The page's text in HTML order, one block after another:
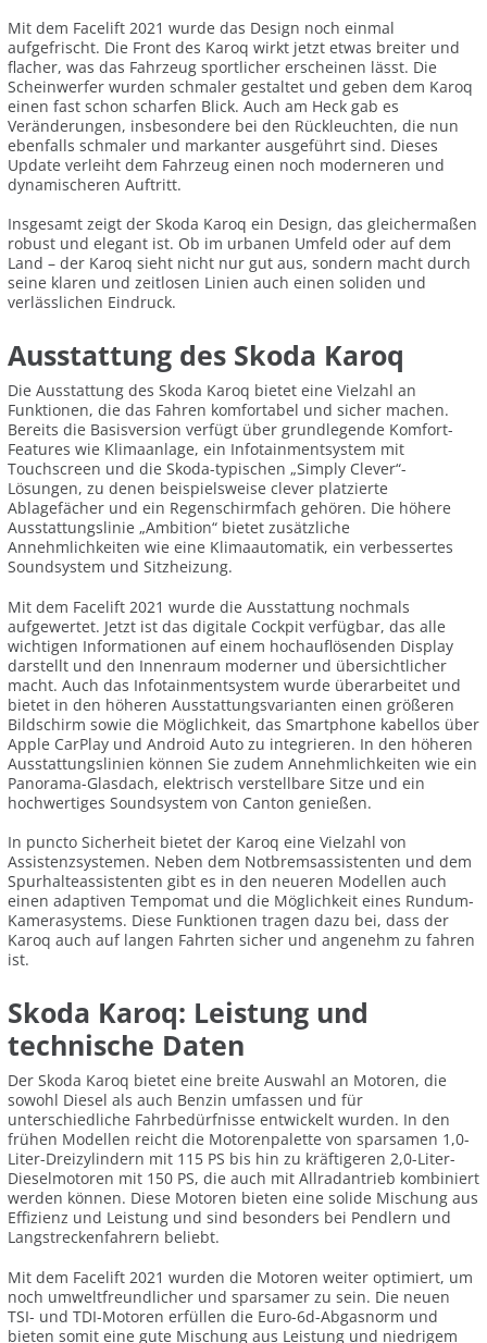
Mit dem Facelift 2021 wurde das Design noch einmal
aufgefrischt. Die Front des Karoq wirkt jetzt etwas breiter und
flacher, was das Fahrzeug sportlicher erscheinen lässt. Die
Scheinwerfer wurden schmaler gestaltet und geben dem Karoq
einen fast schon scharfen Blick. Auch am Heck gab es
Veränderungen, insbesondere bei den Rückleuchten, die nun
ebenfalls schmaler und markanter ausgeführt sind. Dieses
Update verleiht dem Fahrzeug einen noch moderneren und
dynamischeren Auftritt.
Insgesamt zeigt der Skoda Karoq ein Design, das gleichermaßen
robust und elegant ist. Ob im urbanen Umfeld oder auf dem
Land – der Karoq sieht nicht nur gut aus, sondern macht durch
seine klaren und zeitlosen Linien auch einen soliden und
verlässlichen Eindruck.
Ausstattung des Skoda Karoq
Die Ausstattung des Skoda Karoq bietet eine Vielzahl an
Funktionen, die das Fahren komfortabel und sicher machen.
Bereits die Basisversion verfügt über grundlegende Komfort-
Features wie Klimaanlage, ein Infotainmentsystem mit
Touchscreen und die Skoda-typischen „Simply Clever“-
Lösungen, zu denen beispielsweise clever platzierte
Ablagefächer und ein Regenschirmfach gehören. Die höhere
Ausstattungslinie „Ambition“ bietet zusätzliche
Annehmlichkeiten wie eine Klimaautomatik, ein verbessertes
Soundsystem und Sitzheizung.
Mit dem Facelift 2021 wurde die Ausstattung nochmals
aufgewertet. Jetzt ist das digitale Cockpit verfügbar, das alle
wichtigen Informationen auf einem hochauflösenden Display
darstellt und den Innenraum moderner und übersichtlicher
macht. Auch das Infotainmentsystem wurde überarbeitet und
bietet in den höheren Ausstattungsvarianten einen größeren
Bildschirm sowie die Möglichkeit, das Smartphone kabellos über
Apple CarPlay und Android Auto zu integrieren. In den höheren
Ausstattungslinien können Sie zudem Annehmlichkeiten wie ein
Panorama-Glasdach, elektrisch verstellbare Sitze und ein
hochwertiges Soundsystem von Canton genießen.
In puncto Sicherheit bietet der Karoq eine Vielzahl von
Assistenzsystemen. Neben dem Notbremsassistenten und dem
Spurhalteassistenten gibt es in den neueren Modellen auch
einen adaptiven Tempomat und die Möglichkeit eines Rundum-
Kamerasystems. Diese Funktionen tragen dazu bei, dass der
Karoq auch auf langen Fahrten sicher und angenehm zu fahren
ist.
Skoda Karoq: Leistung und
technische Daten
Der Skoda Karoq bietet eine breite Auswahl an Motoren, die
sowohl Diesel als auch Benzin umfassen und für
unterschiedliche Fahrbedürfnisse entwickelt wurden. In den
frühen Modellen reicht die Motorenpalette von sparsamen 1,0-
Liter-Dreizylindern mit 115 PS bis hin zu kräftigeren 2,0-Liter-
Dieselmotoren mit 150 PS, die auch mit Allradantrieb kombiniert
werden können. Diese Motoren bieten eine solide Mischung aus
Effizienz und Leistung und sind besonders bei Pendlern und
Langstreckenfahrern beliebt.
Mit dem Facelift 2021 wurden die Motoren weiter optimiert, um
noch umweltfreundlicher und sparsamer zu sein. Die neuen
TSI- und TDI-Motoren erfüllen die Euro-6d-Abgasnorm und
bieten somit eine gute Mischung aus Leistung und niedrigem